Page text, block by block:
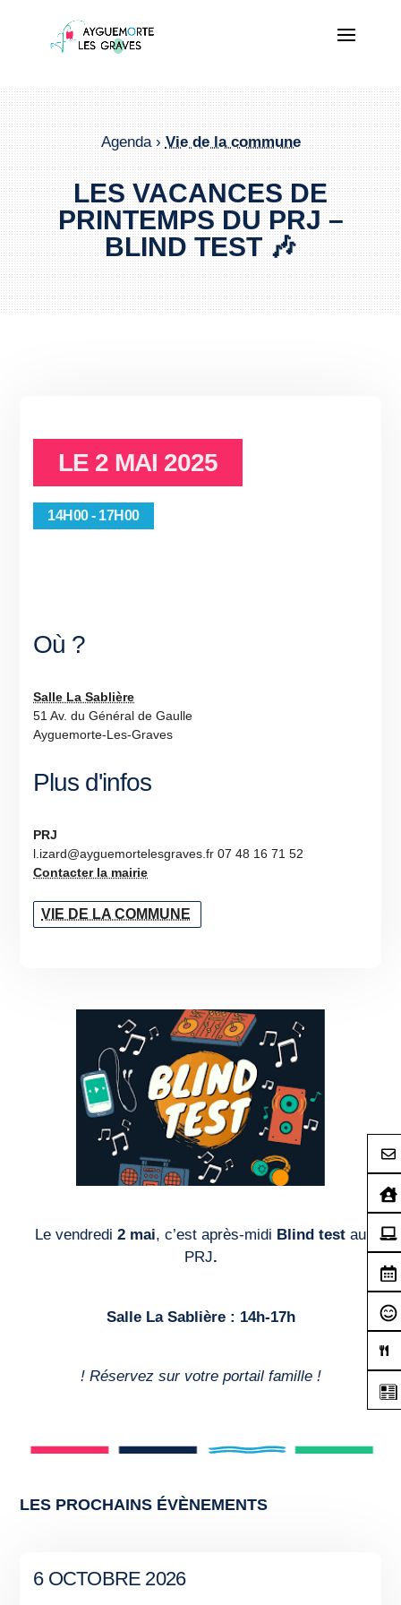
Agenda ›Vie de la commune
LES VACANCES DE
PRINTEMPS DU PRJ –
BLIND TEST 🎶
LE 2 MAI 2025
14H00 - 17H00
Où ?
Salle La Sablière
51 Av. du Général de Gaulle
Ayguemorte-Les-Graves
Plus d'infos
PRJ
l.izard@ayguemortelesgraves.fr 07 48 16 71 52
Contacter la mairie
VIE DE LA COMMUNE
Le vendredi 2 mai, c’est après-midi Blind test au
PRJ.
Salle La Sablière : 14h-17h
! Réservez sur votre portail famille !
LES PROCHAINS ÉVÈNEMENTS
6 OCTOBRE 2026